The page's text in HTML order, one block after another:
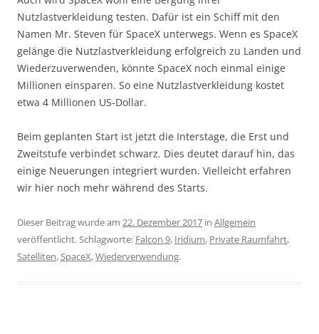
Nutzlastverkleidung testen. Dafür ist ein Schiff mit den
Namen Mr. Steven für SpaceX unterwegs. Wenn es SpaceX
gelänge die Nutzlastverkleidung erfolgreich zu Landen und
Wiederzuverwenden, könnte SpaceX noch einmal einige
Millionen einsparen. So eine Nutzlastverkleidung kostet
etwa 4 Millionen US-Dollar.
Beim geplanten Start ist jetzt die Interstage, die Erst und
Zweitstufe verbindet schwarz. Dies deutet darauf hin, das
einige Neuerungen integriert wurden. Vielleicht erfahren
wir hier noch mehr während des Starts.
Dieser Beitrag wurde am 22. Dezember 2017 in Allgemein
veröffentlicht. Schlagworte: Falcon 9, Iridium, Private Raumfahrt,
Satelliten,SpaceX,Wiederverwendung.